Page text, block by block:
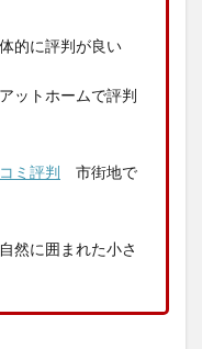
的に評判が良い
ットホームで評判
ミ評判 市街地で
然に囲まれた小さ